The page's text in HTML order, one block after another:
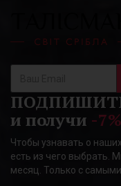
и получи -7%
Чтобы узнавать о
есть из чего выбрать.
месяц. Только с